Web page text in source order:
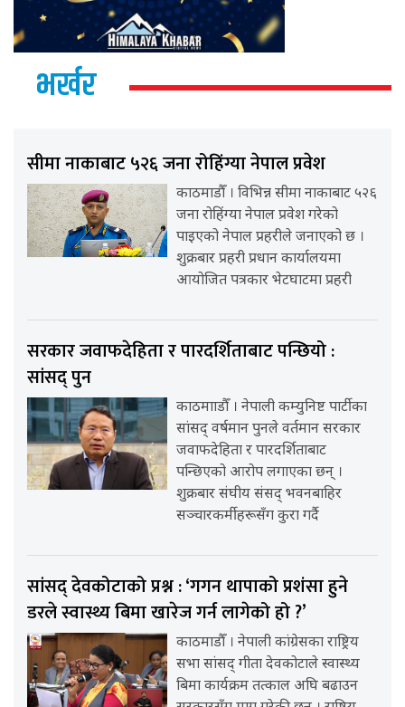
भर्खर
सीमा नाकाबाट ५२६ जना रोहिंग्या नेपाल प्रवेश
काठमाडौँ । विभिन्न सीमा नाकाबाट ५२६
जना रोहिंग्या नेपाल प्रवेश गरेको
पाइएको नेपाल प्रहरीले जनाएको छ ।
शुक्रबार प्रहरी प्रधान कार्यालयमा
आयोजित पत्रकार भेटघाटमा प्रहरी
सरकार जवाफदेहिता र पारदर्शिताबाट पन्छियो :
सांसद् पुन
काठमााडौँ । नेपाली कम्युनिष्ट पार्टीका
सांसद् वर्षमान पुनले वर्तमान सरकार
जवाफदेहिता र पारदर्शिताबाट
पन्छिएको आरोप लगाएका छन् ।
शुक्रबार संघीय संसद् भवनबाहिर
सञ्चारकर्मीहरूसँग कुरा गर्दै
सांसद् देवकोटाको प्रश्न : ‘गगन थापाको प्रशंसा हुने
डरले स्वास्थ्य बिमा खारेज गर्न लागेको हो ?’
काठमाडौँ । नेपाली कांग्रेसका राष्ट्रिय
सभा सांसद् गीता देवकोटाले स्वास्थ्य
बिमा कार्यक्रम तत्काल अघि बढाउन